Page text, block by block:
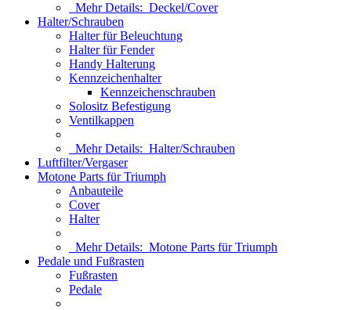
Mehr Details: Deckel/Cover
Halter/Schrauben
Halter für Beleuchtung
Halter für Fender
Handy Halterung
Kennzeichenhalter
Kennzeichenschrauben
Solositz Befestigung
Ventilkappen
Mehr Details: Halter/Schrauben
Luftfilter/Vergaser
Motone Parts für Triumph
Anbauteile
Cover
Halter
Mehr Details: Motone Parts für Triumph
Pedale und Fußrasten
Fußrasten
Pedale